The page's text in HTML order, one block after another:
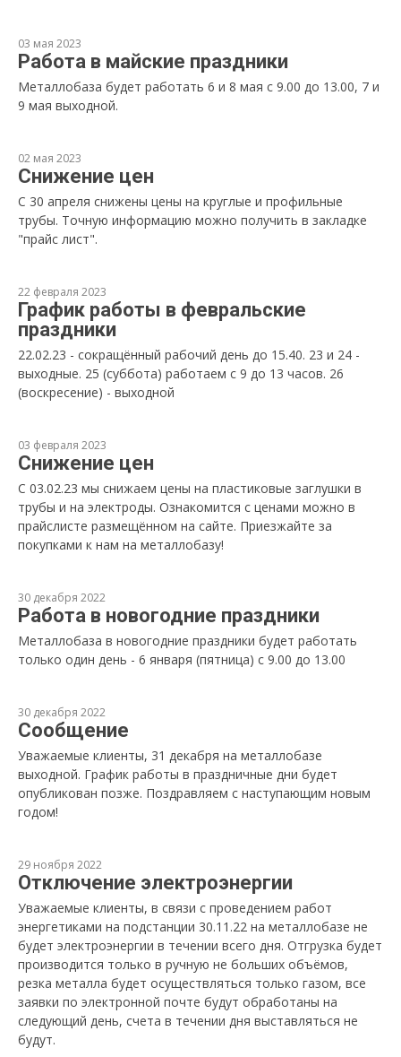
03 мая 2023
Работа в майские праздники
Металлобаза будет работать 6 и 8 мая с 9.00 до 13.00, 7 и
9 мая выходной.
02 мая 2023
Снижение цен
С 30 апреля снижены цены на круглые и профильные
трубы. Точную информацию можно получить в закладке
"прайс лист".
22 февраля 2023
График работы в февральские
праздники
22.02.23 - сокращённый рабочий день до 15.40. 23 и 24 -
выходные. 25 (суббота) работаем с 9 до 13 часов. 26
(воскресение) - выходной
03 февраля 2023
Снижение цен
С 03.02.23 мы снижаем цены на пластиковые заглушки в
трубы и на электроды. Ознакомится с ценами можно в
прайслисте размещённом на сайте. Приезжайте за
покупками к нам на металлобазу!
30 декабря 2022
Работа в новогодние праздники
Металлобаза в новогодние праздники будет работать
только один день - 6 января (пятница) с 9.00 до 13.00
30 декабря 2022
Сообщение
Уважаемые клиенты, 31 декабря на металлобазе
выходной. График работы в праздничные дни будет
опубликован позже. Поздравляем с наступающим новым
годом!
29 ноября 2022
Отключение электроэнергии
Уважаемые клиенты, в связи с проведением работ
энергетиками на подстанции 30.11.22 на металлобазе не
будет электроэнергии в течении всего дня. Отгрузка будет
производится только в ручную не больших объёмов,
резка металла будет осуществляться только газом, все
заявки по электронной почте будут обработаны на
следующий день, счета в течении дня выставляться не
будут.